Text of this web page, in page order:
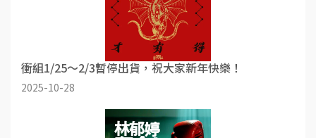
衝組1/25～2/3暫停出貨，祝大家新年快樂！
2025-10-28